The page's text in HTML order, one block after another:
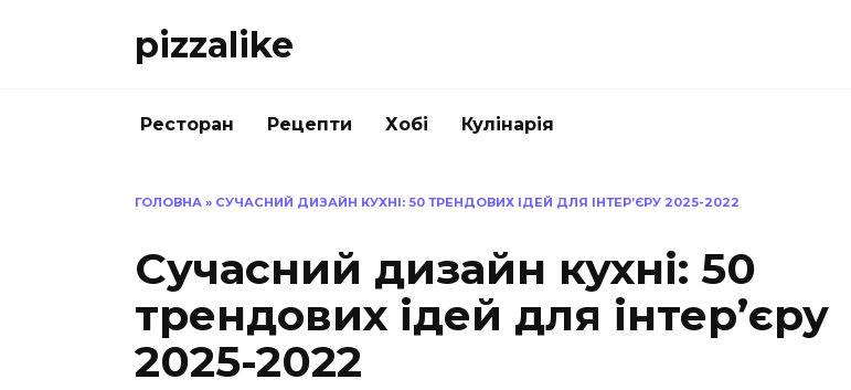
pizzalike
Ресторан Рецепти Хобі Кулінарія
ГОЛОВНА » СУЧАСНИЙ ДИЗАЙН КУХНІ: 50 ТРЕНДОВИХ ІДЕЙ ДЛЯ ІНТЕР’ЄРУ 2025-2022
Сучасний дизайн кухні: 50
трендових ідей для інтер’єру
2025-2022